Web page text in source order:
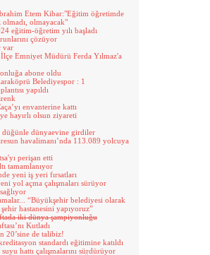
Etem Kibar:"Eğitim öğretimde
olmayacak"
eğitim-öğretim yılı başladı
çözüyor
var
İlçe Emniyet Müdürü Ferda Yılmaz'a
abone oldu
Belediyespor : 1
yapıldı
envanterine kattı
hayırlı olsun ziyareti
dünyaevine girdiler
havalimanı’nda 113.089 yolcuya
perişan etti
tamamlanıyor
yeni iş yeri fırsatları
yol açma çalışmaları sürüyor
“Büyükşehir belediyesi olarak
hastanesini yapıyoruz”
iki dünya şampiyonluğu
Kutladı
20’sine de talibiz!
standardı eğitimine katıldı
hattı çalışmalarını sürdürüyor